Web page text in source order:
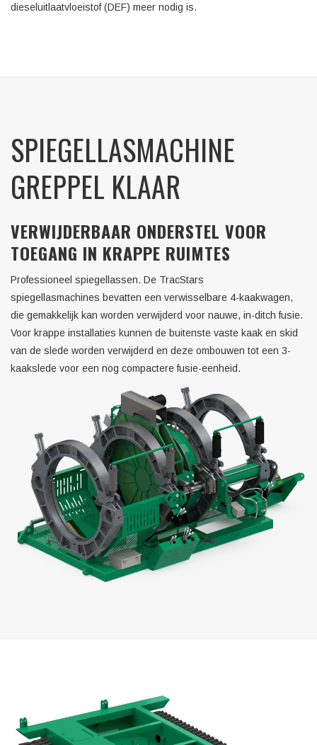
dieseluitlaatvloeistof (DEF) meer nodig is.
SPIEGELLASMACHINE
GREPPEL KLAAR
VERWIJDERBAAR ONDERSTEL VOOR
TOEGANG IN KRAPPE RUIMTES
Professioneel spiegellassen. De TracStars
spiegellasmachines bevatten een verwisselbare 4-kaakwagen,
die gemakkelijk kan worden verwijderd voor nauwe, in-ditch fusie.
Voor krappe installaties kunnen de buitenste vaste kaak en skid
van de slede worden verwijderd en deze ombouwen tot een 3-
kaakslede voor een nog compactere fusie-eenheid.